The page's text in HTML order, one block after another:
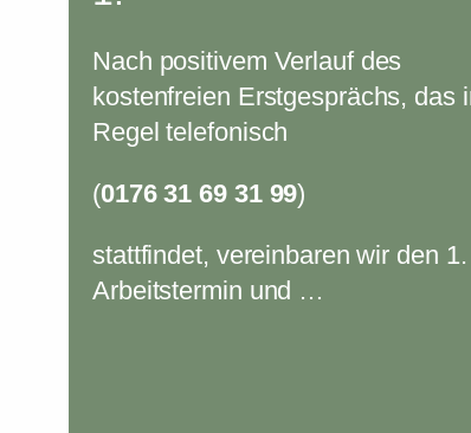
Nach positivem Verlauf des
kostenfreien Erstgesprächs, das
Regel telefonisch
(0176 31 69 31 99)
stattfindet, vereinbaren wir den 1.
Arbeitstermin und …